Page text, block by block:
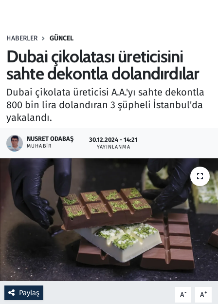
HABERLER GÜNCEL
Dubai çikolatası üreticisini
sahte dekontla dolandırdılar
Dubai çikolata üreticisi A.A.'yı sahte dekontla
800 bin lira dolandıran 3 şüpheli İstanbul'da
yakalandı.
NUSRET ODABAŞ
MUHABIR
30.12.2024 - 14:21
YAYINLANMA
Paylaş A- A+
Haber
Kültür Sanat
Kurumsal Haberler
Lezzet Durağı
Memur ve Kamu
Otomobil
Oyun
Ramazan
Resmi İlanlar
Rüya Tabirleri
Sağlık